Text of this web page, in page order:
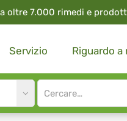
oltre 7.000 rimedi e
Servizio Riguardo a
Site
search